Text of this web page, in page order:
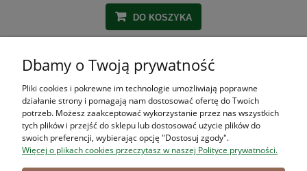
DO KOSZYKA
ZAKUPY
POMOC
MOJE KONTO
Dbamy o Twoją prywatność
Pliki cookies i pokrewne im technologie umożliwiają poprawne
działanie strony i pomagają nam dostosować ofertę do Twoich
potrzeb. Możesz zaakceptować wykorzystanie przez nas wszystkich
tych plików i przejść do sklepu lub dostosować użycie plików do
swoich preferencji, wybierając opcję "Dostosuj zgody".
Więcej o plikach cookies przeczytasz w naszej Polityce prywatności.